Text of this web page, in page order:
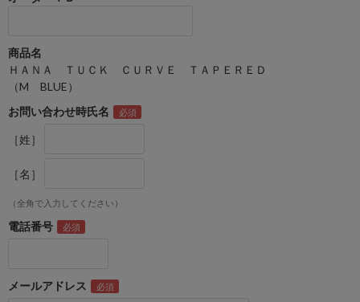
商品名
ＨＡＮＡ ＴＵＣＫ ＣＵＲＶＥ ＴＡＰＥＲＥＤ
（M BLUE）
お問い合わせ時氏名
［姓］
［名］
（全角で入力してください）
電話番号
メールアドレス